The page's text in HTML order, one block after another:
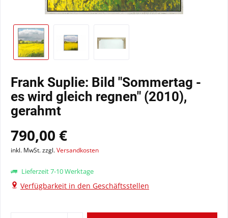
Frank Suplie: Bild "Sommertag -
es wird gleich regnen" (2010),
gerahmt
790,00 €
inkl. MwSt. zzgl.Versandkosten
Lieferzeit 7-10 Werktage
Verfügbarkeit in den Geschäftsstellen